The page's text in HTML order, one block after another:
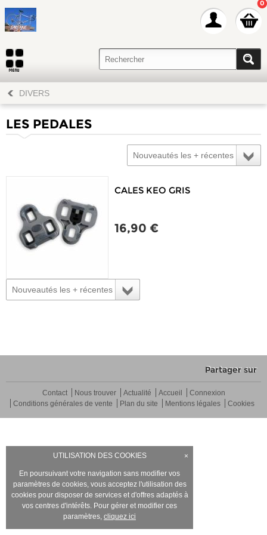
0
UTILISATION DES COOKIES ×
En poursuivant votre navigation sans modifier vos
paramètres de cookies, vous acceptez l'utilisation des
cookies pour disposer de services et d'offres adaptés à
vos centres d'intérêts. Pour gérer et modifier ces
paramètres, cliquez ici
DIVERS
LES PEDALES
Nouveautés les + récentes
CALES KEO GRIS
16,90 €
Nouveautés les + récentes
Partager sur
Contact Nous trouver Actualité Accueil
Connexion
Conditions générales de vente
Plan du site Mentions légales Cookies